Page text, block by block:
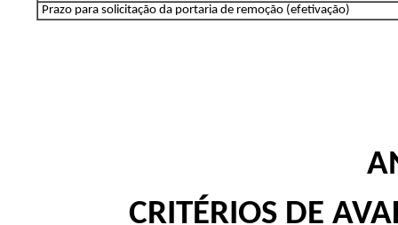
Prazo para solicitação da portaria de remoção (efetivação)
CRITÉRIOS DE